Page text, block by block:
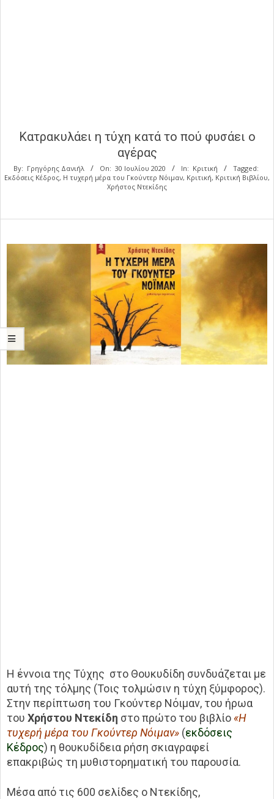
Κατρακυλάει η τύχη κατά το πού φυσάει ο
αγέρας
By: Γρηγόρης Δανιήλ On: 30 Ιουλίου 2020 In: Κριτική
Tagged:
Εκδόσεις Κέδρος, Η τυχερή μέρα του Γκούντερ Νόιμαν, Κριτική, Κριτική Βιβλίου,
Χρήστος Ντεκίδης
Η έννοια της Τύχης στο Θουκυδίδη συνδυάζεται με
αυτή της τόλμης (Τοις τολμώσιν η τύχη ξύμφορος).
Στην περίπτωση του Γκούντερ Νόιμαν, του ήρωα
του Χρήστου Ντεκίδη στο πρώτο του βιβλίο «Η
τυχερή μέρα του Γκούντερ Νόιμαν» (εκδόσεις
Κέδρος) η θουκυδίδεια ρήση σκιαγραφεί
επακριβώς τη μυθιστορηματική του παρουσία.
Μέσα από τις 600 σελίδες ο Ντεκίδης,